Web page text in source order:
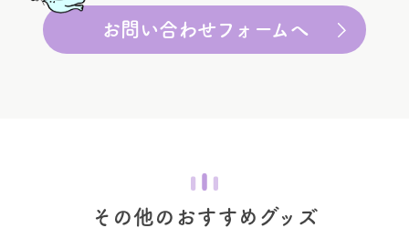
お問い合わせフォームへ
その他のおすすめグッズ